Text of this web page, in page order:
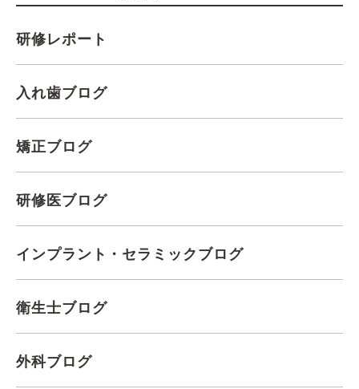
研修レポート
入れ歯ブログ
矯正ブログ
研修医ブログ
インプラント・セラミックブログ
衛生士ブログ
外科ブログ